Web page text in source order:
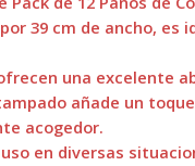
39 cm de ancho,
una excelente
añade un
acogedor.
en diversas